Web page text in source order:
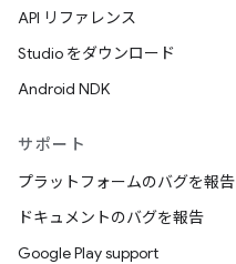
API リファレンス
Studio をダウンロード
Android NDK
サポート
プラットフォームのバグを報告
ドキュメントのバグを報告
Google Play support